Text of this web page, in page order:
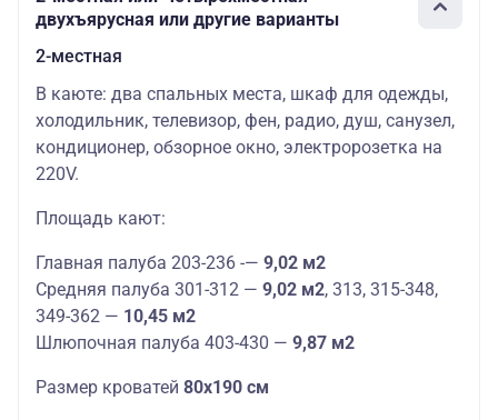
двухъярусная или другие варианты
2-местная
В каюте: два спальных места, шкаф для одежды,
холодильник, телевизор, фен, радио, душ, санузел,
кондиционер, обзорное окно, электророзетка на
220V.
Площадь кают:
Главная палуба 203-236 -— 9,02 м2
Средняя палуба 301-312 — 9,02 м2, 313, 315-348,
349-362 — 10,45 м2
Шлюпочная палуба 403-430 — 9,87 м2
Размер кроватей 80х190 см